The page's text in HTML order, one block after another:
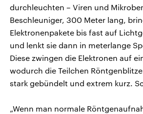
durchleuchten – Viren und
Beschleuniger, 300 Meter lang,
Elektronenpakete bis fast auf
und lenkt sie dann in meterlange
Diese zwingen die Elektronen auf
wodurch die Teilchen
stark gebündelt und extrem kurz.
„Wenn man normale